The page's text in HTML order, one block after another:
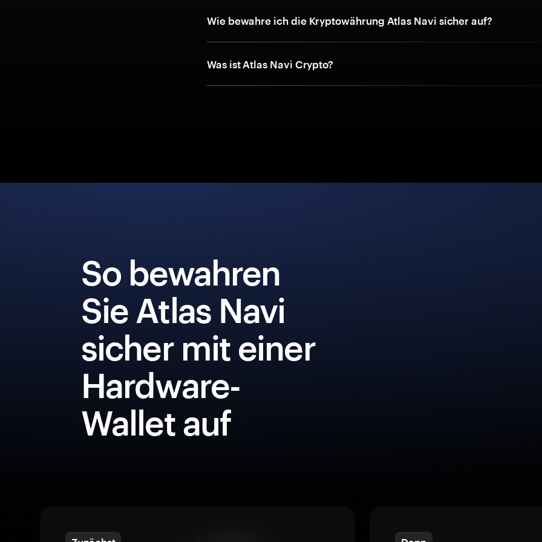
Wie bewahre ich die Kryptowährung Atlas Navi sicher auf?
Was ist Atlas Navi Crypto?
So bewahren
Sie Atlas Navi
sicher mit einer
Hardware-
Wallet auf